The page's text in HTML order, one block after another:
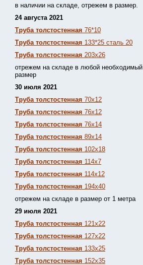
в наличии на складе, отрежем в размер.
24 августа 2021
Труба толстостенная 76*10
Труба толстостенная 133*25 сталь 20
Труба толстостенная 203х26
отрежем на складе в любой необходимый
размер
30 июля 2021
Труба толстостенная 70х12
Труба толстостенная 76х12
Труба толстостенная 76х14
Труба толстостенная 89х14
Труба толстостенная 102х18
Труба толстостенная 114х7
Труба толстостенная 114х12
Труба толстостенная 194х40
отрежем на складе в размер от 1 метра
29 июля 2021
Труба толстостенная 121х22
Труба толстостенная 127х22
Труба толстостенная 133х25
Труба толстостенная 152х35